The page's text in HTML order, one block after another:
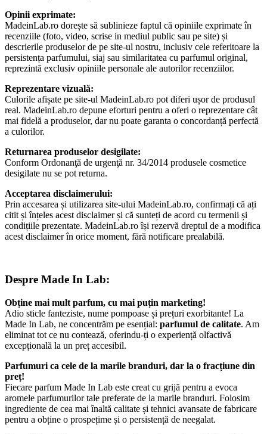
Opinii exprimate:
MadeinLab.ro dorește să sublinieze faptul că opiniile exprimate în
recenziile (foto, video, scrise in mediul public sau pe site) și
descrierile produselor de pe site-ul nostru, inclusiv cele referitoare la
persistența parfumului, siaj sau similaritatea cu parfumul original,
reprezintă exclusiv opiniile personale ale autorilor recenziilor.
Reprezentare vizuală:
Culorile afișate pe site-ul MadeinLab.ro pot diferi ușor de produsul
real. MadeinLab.ro depune eforturi pentru a oferi o reprezentare cât
mai fidelă a produselor, dar nu poate garanta o concordanță perfectă
a culorilor.
Returnarea produselor desigilate:
Conform Ordonanţă de urgenţă nr. 34/2014 produsele cosmetice
desigilate nu se pot returna.
Acceptarea disclaimerului:
Prin accesarea și utilizarea site-ului MadeinLab.ro, confirmați că ați
citit și înțeles acest disclaimer și că sunteți de acord cu termenii și
condițiile prezentate. MadeinLab.ro își rezervă dreptul de a modifica
acest disclaimer în orice moment, fără notificare prealabilă.
Despre Made In Lab:
Obține mai mult parfum, cu mai puțin marketing!
Adio sticle fanteziste, nume pompoase și prețuri exorbitante! La
Made In Lab, ne concentrăm pe esențial: parfumul de calitate. Am
eliminat tot ce nu contează, oferindu-ți o experiență olfactivă
excepțională la un preț accesibil.
Parfumuri ca cele de la marile branduri, dar la o fracțiune din
preț!
Fiecare parfum Made In Lab este creat cu grijă pentru a evoca
aromele parfumurilor tale preferate de la marile branduri. Folosim
ingrediente de cea mai înaltă calitate și tehnici avansate de fabricare
pentru a obține o prospețime și o persistență de neegalat.